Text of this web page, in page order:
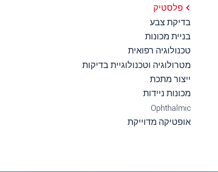
פלסטיק
בדיקת צבע
בניית מכונות
טכנולוגיה רפואית
מטרולוגיה וטכנולוגיית בדיקות
ייצור מתכת
מכונות ניידות
Ophthalmic
אופטיקה מדוייקת